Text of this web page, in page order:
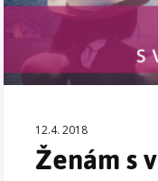
12.4. 2018
Ženám s